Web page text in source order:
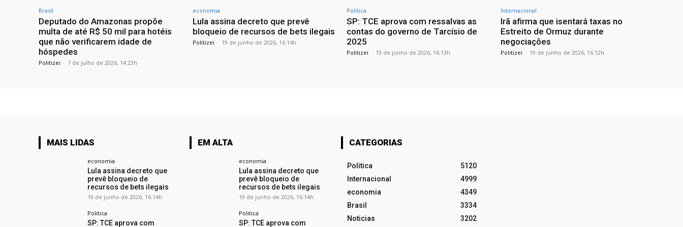
Brasil
Deputado do Amazonas propõe
multa de até R$ 50 mil para hotéis
que não verificarem idade de
hóspedes
Politizei - 7 de julho de 2026, 14:23h
economia
Lula assina decreto que prevê
bloqueio de recursos de bets ilegais
Politizei - 19 de junho de 2026, 16:14h
Politica
SP: TCE aprova com ressalvas as
contas do governo de Tarcísio de
2025
Politizei - 19 de junho de 2026, 16:13h
Internacional
Irã afirma que isentará taxas no
Estreito de Ormuz durante
negociações
Politizei - 19 de junho de 2026, 16:12h
MAIS LIDAS
economia
Lula assina decreto que
prevê bloqueio de
recursos de bets ilegais
19 de junho de 2026, 16:14h
Politica
SP: TCE aprova com
EM ALTA
economia
Lula assina decreto que
prevê bloqueio de
recursos de bets ilegais
19 de junho de 2026, 16:14h
Politica
SP: TCE aprova com
CATEGORIAS
Politica
5120
Internacional
4999
economia
4349
Brasil
3334
Noticias
3202